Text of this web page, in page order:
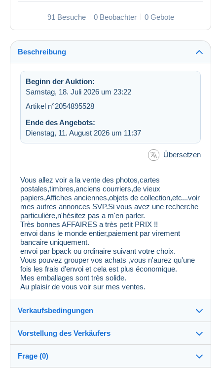
91 Besuche 0 Beobachter 0 Gebote
Beschreibung
Beginn der Auktion:
Samstag, 18. Juli 2026 um 23:22
Artikel n°2054895528
Ende des Angebots:
Dienstag, 11. August 2026 um 11:37
Übersetzen
Vous allez voir a la vente des photos,cartes
postales,timbres,anciens courriers,de vieux
papiers,Affiches anciennes,objets de collection,etc...voir
mes autres annonces SVP.Si vous avez une recherche
particulière,n'hésitez pas a m'en parler.
Très bonnes AFFAIRES a très petit PRIX !!
envoi dans le monde entier,paiement par virement
bancaire uniquement.
envoi par bpack ou ordinaire suivant votre choix.
Vous pouvez grouper vos achats ,vous n'aurez qu'une
fois les frais d'envoi et cela est plus économique.
Mes emballages sont très solide.
Au plaisir de vous voir sur mes ventes.
Verkaufsbedingungen
Versand nach:
Die Liste der Länder einsehen
Vorstellung des Verkäufers
Frage (0)